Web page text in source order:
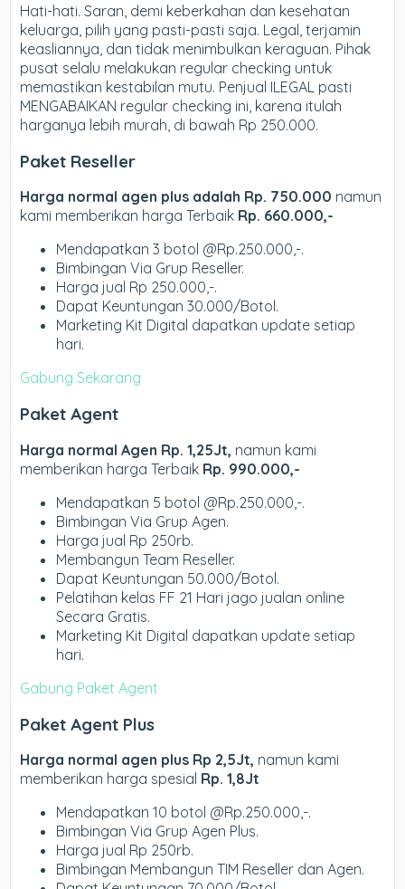
Hati-hati. Saran, demi keberkahan dan kesehatan
keluarga, pilih yang pasti-pasti saja. Legal, terjamin
keasliannya, dan tidak menimbulkan keraguan. Pihak
pusat selalu melakukan regular checking untuk
memastikan kestabilan mutu. Penjual ILEGAL pasti
MENGABAIKAN regular checking ini, karena itulah
harganya lebih murah, di bawah Rp 250.000.
Paket Reseller
Harga normal agen plus adalah Rp. 750.000 namun
kami memberikan harga Terbaik Rp. 660.000,-
Mendapatkan 3 botol @Rp.250.000,-.
Bimbingan Via Grup Reseller.
Harga jual Rp 250.000,-.
Dapat Keuntungan 30.000/Botol.
Marketing Kit Digital dapatkan update setiap
hari.
Gabung Sekarang
Paket Agent
Harga normal Agen Rp. 1,25Jt, namun kami
memberikan harga Terbaik Rp. 990.000,-
Mendapatkan 5 botol @Rp.250.000,-.
Bimbingan Via Grup Agen.
Harga jual Rp 250rb.
Membangun Team Reseller.
Dapat Keuntungan 50.000/Botol.
Pelatihan kelas FF 21 Hari jago jualan online
Secara Gratis.
Marketing Kit Digital dapatkan update setiap
hari.
Gabung Paket Agent
Paket Agent Plus
Harga normal agen plus Rp 2,5Jt, namun kami
memberikan harga spesial Rp. 1,8Jt
Mendapatkan 10 botol @Rp.250.000,-.
Bimbingan Via Grup Agen Plus.
Harga jual Rp 250rb.
Bimbingan Membangun TIM Reseller dan Agen.